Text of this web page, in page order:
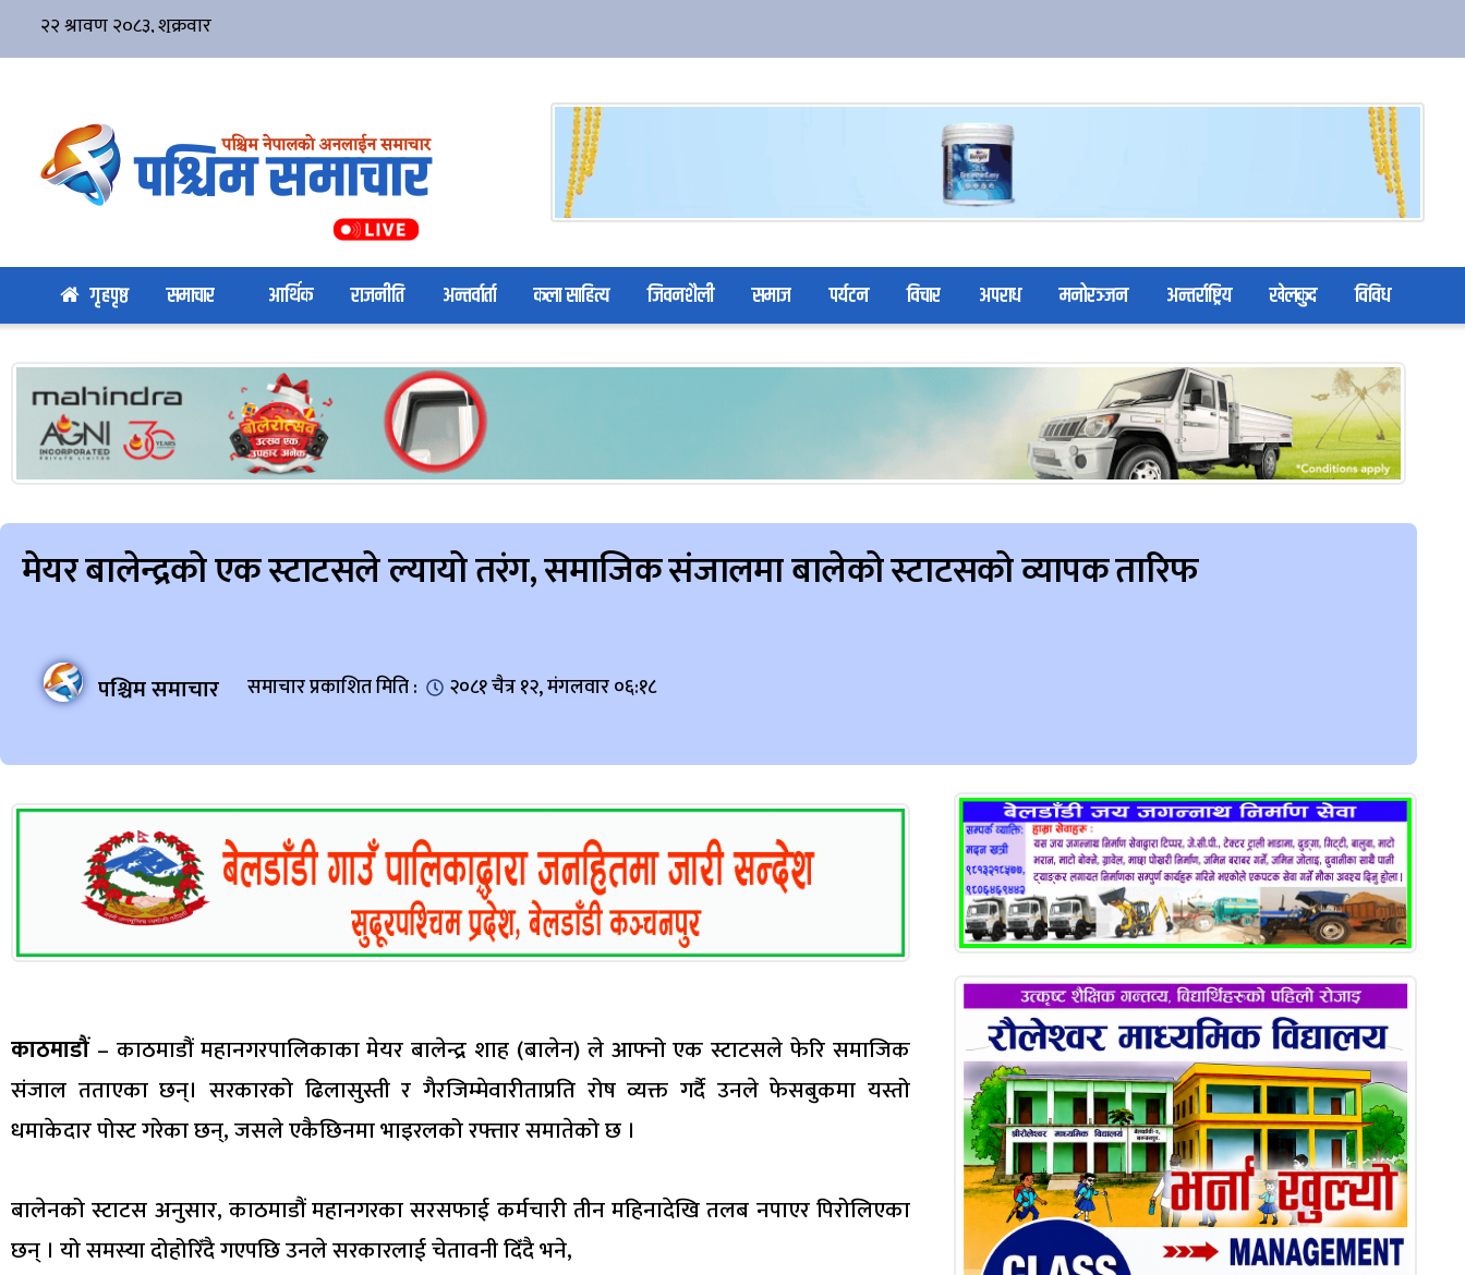
गृहपृष्ठ समाचार आर्थिक राजनीति अन्तर्वार्ता कला साहित्य जिवनशैली समाज पर्यटन विचार अपराध मनोरञ्जन अन्तर्राष्ट्रिय खेलकुद विविध
मेयर बालेन्द्रको एक स्टाटसले ल्यायो तरंग, समाजिक संजालमा बालेको स्टाटसको व्यापक तारिफ
पश्चिम समाचार समाचार प्रकाशित मिति : २०८१ चैत्र १२, मंगलवार ०६:१८
काठमाडौं– काठमाडौं महानगरपालिकाका मेयर बालेन्द्र शाह (बालेन) ले आफ्नो एक स्टाटसले फेरि समाजिक
संजाल तताएका छन्। सरकारको ढिलासुस्ती र गैरजिम्मेवारीताप्रति रोष व्यक्त गर्दै उनले फेसबुकमा यस्तो
धमाकेदार पोस्ट गरेका छन्, जसले एकैछिनमा भाइरलको रफ्तार समातेको छ ।
बालेनको स्टाटस अनुसार, काठमाडौं महानगरका सरसफाई कर्मचारी तीन महिनादेखि तलब नपाएर पिरोलिएका
छन् । यो समस्या दोहोरिँदै गएपछि उनले सरकारलाई चेतावनी दिँदै भने,